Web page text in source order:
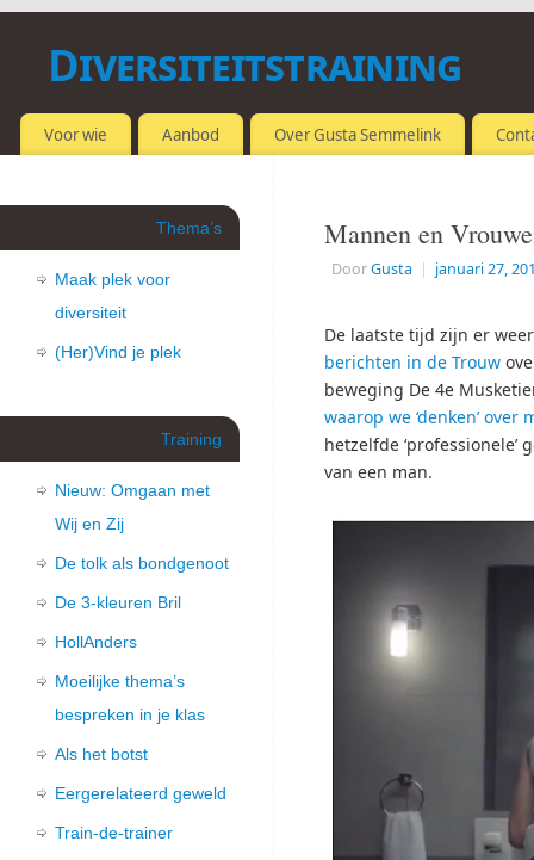
Diversiteitstraining
Voor wie Aanbod Over Gusta Semmelink
Mannen en
DoorGusta | januari 27,
De laatste tijd zijn er
berichten in de Trouw
beweging De 4e
waarop we ‘denken’
hetzelfde
van een man.
Thema’s
Maak plek voor
diversiteit
(Her)Vind je plek
Training
Nieuw: Omgaan met
Wij en Zij
De tolk als bondgenoot
De 3-kleuren Bril
HollAnders
Moeilijke thema’s
bespreken in je klas
Als het botst
Eergerelateerd geweld
Train-de-trainer